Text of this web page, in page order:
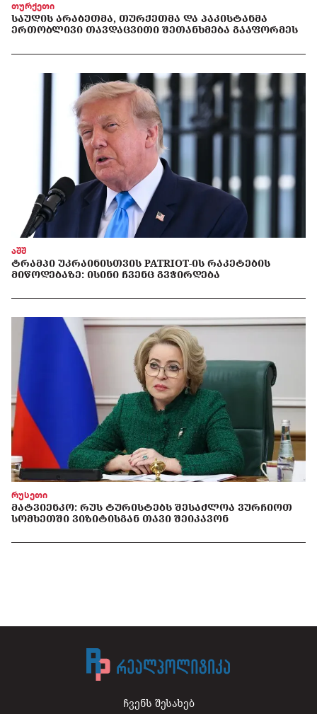
თურქეთი
ᲡᲐᲣᲓᲘᲡ ᲐᲠᲐᲑᲔᲗᲛᲐ, ᲗᲣᲠᲥᲔᲗᲛᲐ ᲓᲐ ᲞᲐᲙᲘᲡᲢᲐᲜᲛᲐ
ᲔᲠᲗᲝᲑᲚᲘᲕᲘ ᲗᲐᲕᲓᲐᲪᲕᲘᲗᲘ ᲨᲔᲗᲐᲜᲮᲛᲔᲑᲐ ᲒᲐᲐᲤᲝᲠᲛᲔᲡ
აშშ
ᲢᲠᲐᲛᲞᲘ ᲣᲙᲠᲐᲘᲜᲘᲡᲗᲕᲘᲡ PATRIOT-ᲘᲡ ᲠᲐᲙᲔᲢᲔᲑᲘᲡ
ᲛᲘᲬᲝᲓᲔᲑᲐᲖᲔ: ᲘᲡᲘᲜᲘ ᲩᲕᲔᲜᲪ ᲒᲕᲭᲘᲠᲓᲔᲑᲐ
რუსეთი
ᲛᲐᲢᲕᲘᲔᲜᲙᲝ: ᲠᲣᲡ ᲢᲣᲠᲘᲡᲢᲔᲑᲡ ᲨᲔᲡᲐᲫᲚᲝᲐ ᲕᲣᲠᲩᲘᲝᲗ
ᲡᲝᲛᲮᲔᲗᲨᲘ ᲕᲘᲖᲘᲢᲘᲡᲒᲐᲜ ᲗᲐᲕᲘ ᲨᲔᲘᲙᲐᲕᲝᲜ
ჩვენს შესახებ